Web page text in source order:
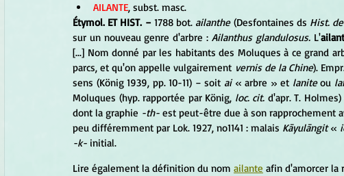
AILANTE, subst. masc.
Étymol. ET HIST. − 1788 bot. ailanthe (Desfontaines ds Hist.
sur un nouveau genre d'arbre : Ailanthus glandulosus. L'
[...] Nom donné par les habitants des Moluques à ce grand
parcs, et qu'on appelle vulgairement vernis de la Chine).
sens (König 1939, pp. 10-11) − soit ai « arbre » et lanite ou
Moluques (hyp. rapportée par König, loc. cit. d'apr. T.
dont la graphie -th- est peut-être due à son rapprochement
peu différemment par Lok. 1927, no1141 : malais Kāyulāngit «
-k- initial.
Lire également la définition du nom ailante afin d'amorcer la